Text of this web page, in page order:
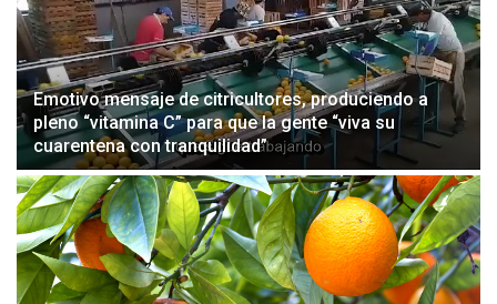
Emotivo mensaje de citricultores, produciendo a
pleno “vitamina C” para que la gente “viva su
cuarentena con tranquilidad”